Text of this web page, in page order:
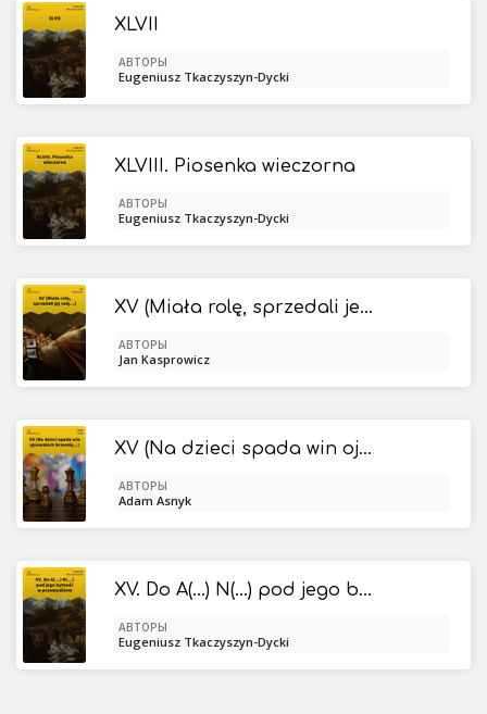
XLVII
АВТОРЫ
Eugeniusz Tkaczyszyn-Dycki
XLVIII. Piosenka wieczorna
АВТОРЫ
Eugeniusz Tkaczyszyn-Dycki
XV (Miała rolę, sprzedali jej rolę...)
АВТОРЫ
Jan Kasprowicz
XV (Na dzieci spada win ojcowskich brzemię...)
АВТОРЫ
Adam Asnyk
XV. Do A(...) N(...) pod jego bytność w przemyskiem
АВТОРЫ
Eugeniusz Tkaczyszyn-Dycki